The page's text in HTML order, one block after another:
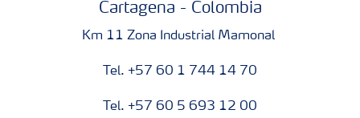
Cartagena - Colombia
Km 11 Zona Industrial Mamonal
Tel. +57 60 1 744 14 70
Tel. +57 60 5 693 12 00